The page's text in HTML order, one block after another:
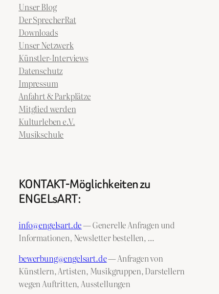
Unser Blog
Der SprecherRat
Downloads
Unser Netzwerk
Künstler-Interviews
Datenschutz
Impressum
Anfahrt & Parkplätze
Mitglied werden
Kulturleben e.V.
Musikschule
KONTAKT-Möglichkeiten zu
ENGELsART:
info@engelsart.de— Generelle Anfragen und
Informationen, Newsletter bestellen, …
bewerbung@engelsart.de— Anfragen von
Künstlern, Artisten, Musikgruppen, Darstellern
wegen Auftritten, Ausstellungen